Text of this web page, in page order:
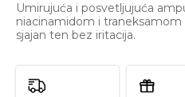
Umirujuća i posvetljujuća
niacinamidom i traneksamom
sjajan ten bez iritacija.